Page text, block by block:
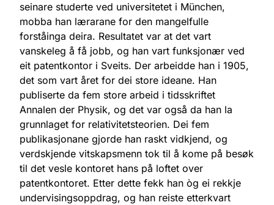
seinare studerte ved universitetet i München,
mobba han lærarane for den mangelfulle
forståinga deira. Resultatet var at det vart
vanskeleg å få jobb, og han vart funksjonær ved
eit patentkontor i Sveits. Der arbeidde han i 1905,
det som vart året for dei store ideane. Han
publiserte da fem store arbeid i tidsskriftet
Annalen der Physik, og det var også da han la
grunnlaget for relativitetsteorien. Dei fem
publikasjonane gjorde han raskt vidkjend, og
verdskjende vitskapsmenn tok til å kome på besøk
til det vesle kontoret hans på loftet over
patentkontoret. Etter dette fekk han òg ei rekkje
undervisingsoppdrag, og han reiste etterkvart